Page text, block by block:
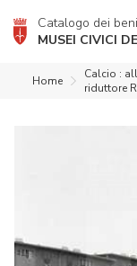
Catalogo dei
MUSEI CIVICI
Home
Calcio :
riduttore